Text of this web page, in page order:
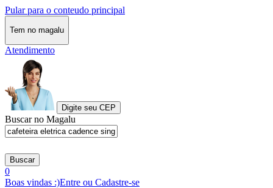
Pular para o conteudo principal
Tem no magalu
Atendimento
Digite seu CEP
Buscar no Magalu
Buscar
0
Boas vindas :)Entre ou Cadastre-se